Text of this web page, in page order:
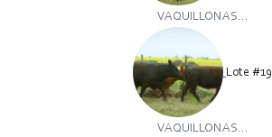
VAQUILLONAS...
Lote #19
VAQUILLONAS...